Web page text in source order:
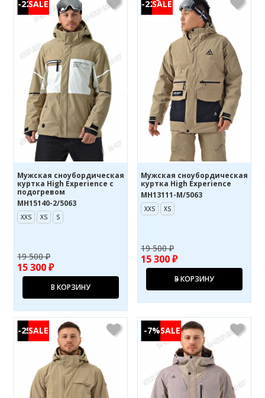
-22%
Мужская сноубордическая
куртка High Experience с
подогревом
MH15140-2/5063
XXS XS S
19 500 ₽
15 300 ₽
В КОРЗИНУ
-22%
Мужская сноубордическая
куртка High Experience
MH13111-M/5063
XXS XS
19 500 ₽
15 300 ₽
В КОРЗИНУ
-25% -7%